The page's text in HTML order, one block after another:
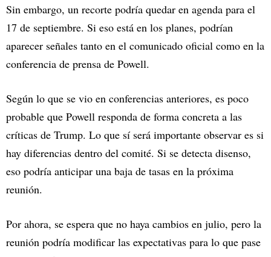
Sin embargo, un recorte podría quedar en agenda para el
17 de septiembre. Si eso está en los planes, podrían
aparecer señales tanto en el comunicado oficial como en la
conferencia de prensa de Powell.
Según lo que se vio en conferencias anteriores, es poco
probable que Powell responda de forma concreta a las
críticas de Trump. Lo que sí será importante observar es si
hay diferencias dentro del comité. Si se detecta disenso,
eso podría anticipar una baja de tasas en la próxima
reunión.
Por ahora, se espera que no haya cambios en julio, pero la
reunión podría modificar las expectativas para lo que pase